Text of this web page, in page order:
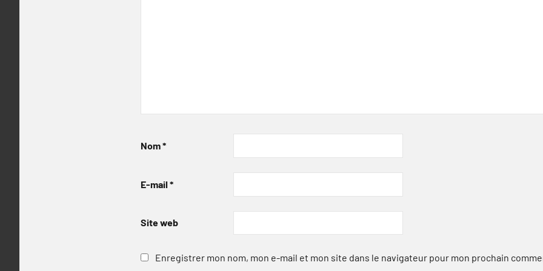
Nom*
E-mail *
Site web
Enregistrer mon nom, mon e-mail et mon site dans le navigateur pour mon prochain